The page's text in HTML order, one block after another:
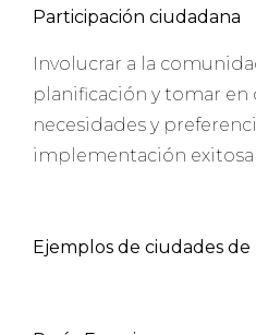
Participación ciudadana
Involucrar a la
planificación y tomar en
necesidades y
implementación exitosa
Ejemplos de ciudades de